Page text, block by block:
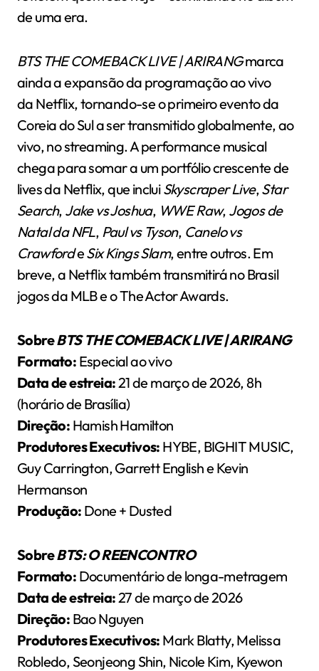
de uma era.
BTS THE COMEBACK LIVE | ARIRANGmarca
ainda a expansão da programação ao vivo
da Netflix, tornando-se o primeiro evento da
Coreia do Sul a ser transmitido globalmente, ao
vivo, no streaming. A performance musical
chega para somar a um portfólio crescente de
lives da Netflix, que incluiSkyscraper Live,Star
Search, Jake vs Joshua, WWE Raw, Jogos de
Natal da NFL, Paul vs Tyson, Canelo vs
CrawfordeSix Kings Slam, entre outros. Em
breve, a Netflix também transmitirá no Brasil
jogos da MLB e o The Actor Awards.
SobreBTS THE COMEBACK LIVE | ARIRANG
Formato: Especial ao vivo
Data de estreia:21 de março de 2026, 8h
(horário de Brasília)
Direção: Hamish Hamilton
Produtores Executivos: HYBE, BIGHIT MUSIC,
Guy Carrington, Garrett English e Kevin
Hermanson
Produção: Done + Dusted
SobreBTS: O REENCONTRO
Formato: Documentário de longa-metragem
Data de estreia:27 de março de 2026
Direção: Bao Nguyen
Produtores Executivos: Mark Blatty, Melissa
Robledo, Seonjeong Shin, Nicole Kim, Kyewon